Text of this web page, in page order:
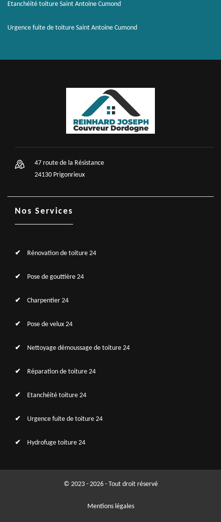
Etanchéité toiture Saint Antoine Cumond
Urgence fuite de toiture Saint Antoine Cumond
47 route de la Résistance
24130 Prigonrieux
Nos Services
Rénovation de toiture 24
Pose de gouttière 24
Charpentier 24
Pose de velux 24
Nettoyage démoussage de toiture 24
Réparation de toiture 24
Etanchéité toiture 24
Urgence fuite de toiture 24
Hydrofuge toiture 24
© 2023 - 2026 - Tout droit réservé
Mentions légales